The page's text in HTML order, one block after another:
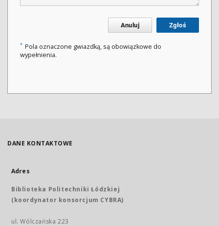
Anuluj Zgłoś
* Pola oznaczone gwiazdką, są obowiązkowe do
wypełnienia.
DANE KONTAKTOWE
Adres
Biblioteka Politechniki Łódzkiej
(koordynator konsorcjum CYBRA)
ul. Wólczańska 223